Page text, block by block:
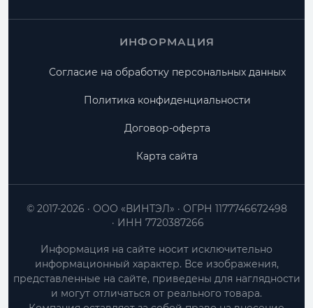
ИНФОРМАЦИЯ
Согласие на обработку персональных данных
Политика конфиденциальности
Договор-оферта
Карта сайта
ООО «ВИНТЭЛ»
ОГРН 1177746672498
ИНН 7720387266
© 2017-2026
Информация на сайте носит исключительно
информационный характер. Все изображения,
представленные на сайте, приведены для наглядности
и могут отличаться от реального товара.